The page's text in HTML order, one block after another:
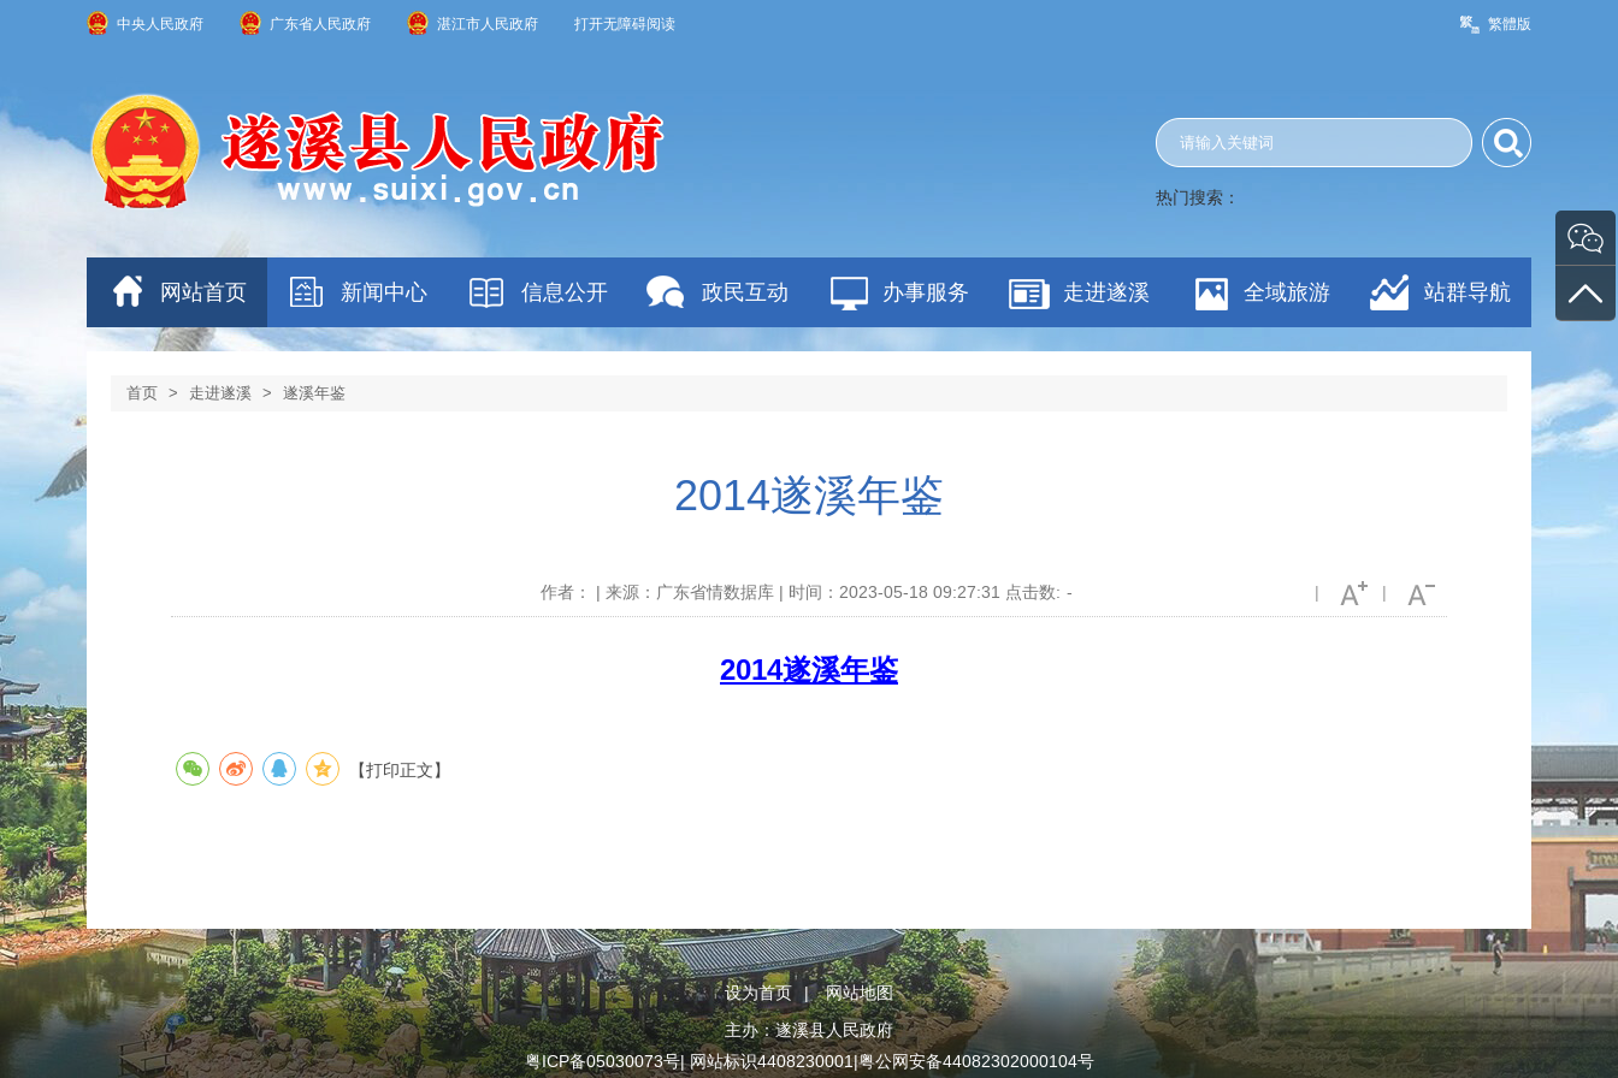
繁體版
中央人民政府 广东省人民政府 湛江市人民政府 打开无障碍阅读
热门搜索：
网站首页 新闻中心 信息公开 政民互动 办事服务 走进遂溪 全域旅游 站群导航
首页 > 走进遂溪 > 遂溪年鉴
2014遂溪年鉴
|
|
作者： | 来源：广东省情数据库 | 时间：2023-05-18 09:27:31 点击数: -
2014遂溪年鉴
【打印正文】
设为首页 |
网站地图
主办：遂溪县人民政府
粤ICP备05030073号| 网站标识4408230001|粤公网安备44082302000104号